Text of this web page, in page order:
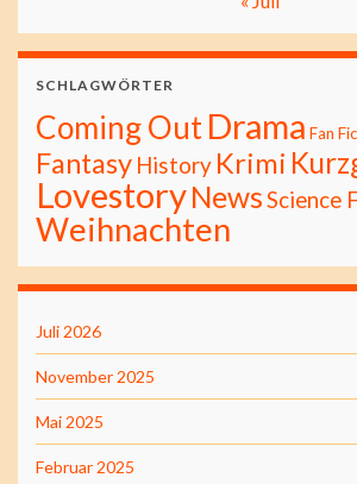
SCHLAGWÖRTER
Coming OutDrama Fan
Fantasy History Krimi
LovestoryNewsScience
Weihnachten
Juli 2026
November 2025
Mai 2025
Februar 2025